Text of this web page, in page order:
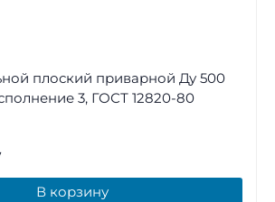
плоский приварной Ду 500
3, ГОСТ 12820-80
В корзину